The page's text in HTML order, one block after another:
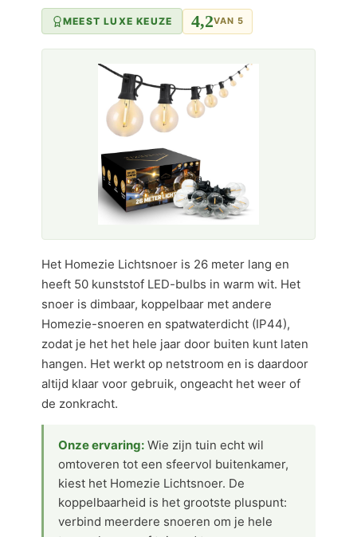
MEEST LUXE KEUZE 4,2VAN 5
Het Homezie Lichtsnoer is 26 meter lang en
heeft 50 kunststof LED-bulbs in warm wit. Het
snoer is dimbaar, koppelbaar met andere
Homezie-snoeren en spatwaterdicht (IP44),
zodat je het het hele jaar door buiten kunt laten
hangen. Het werkt op netstroom en is daardoor
altijd klaar voor gebruik, ongeacht het weer of
de zonkracht.
Onze ervaring: Wie zijn tuin echt wil
omtoveren tot een sfeervol buitenkamer,
kiest het Homezie Lichtsnoer. De
koppelbaarheid is het grootste pluspunt:
verbind meerdere snoeren om je hele